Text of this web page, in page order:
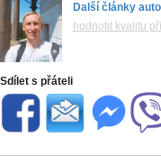
Další články
hodnotit kvalitu
Sdílet s přáteli